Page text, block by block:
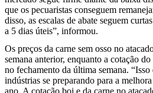
que os pecuaristas conseguem
disso, as escalas de abate seguem
a 5 dias úteis”, informou.
Os preços da carne sem osso no
semana anterior, enquanto a cotação
no fechamento da última semana.
indústrias se preparando para a
ano. A cotação boi e da carne no